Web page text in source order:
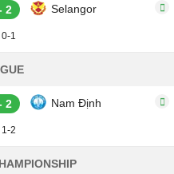
2 Selangor
0-1
2 Nam Định
1-2